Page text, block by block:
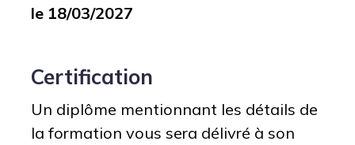
le 18/03/2027
Certification
Un diplôme mentionnant les détails de
la formation vous sera délivré à son